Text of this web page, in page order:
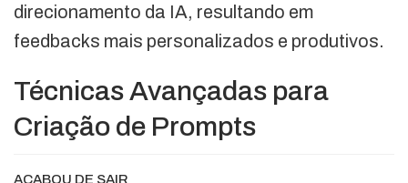
direcionamento da IA, resultando em
feedbacks mais personalizados e produtivos.
Técnicas Avançadas para
Criação de Prompts
ACABOU DE SAIR